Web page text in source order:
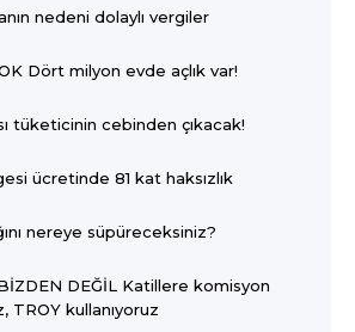
nedeni dolaylı vergiler
Dört milyon evde açlık var!
tüketicinin cebinden çıkacak!
ücretinde 81 kat haksızlık
nereye süpüreceksiniz?
DEĞİL Katillere komisyon
TROY kullanıyoruz